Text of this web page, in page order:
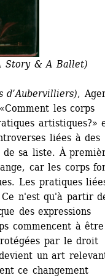
Story & A Ballet)
d’Aubervilliers),
les corps
artistiques?»
liées à des
de sa liste. À
car les corps
Les pratiques
Ce n'est qu'à partir
des expressions
commencent à être
par le droit
un art
ce changement